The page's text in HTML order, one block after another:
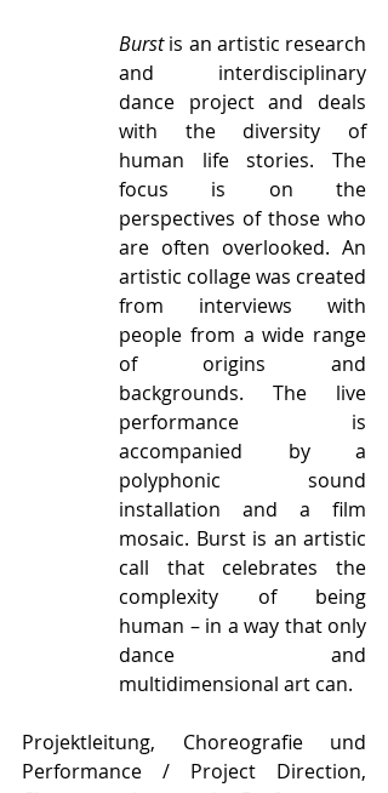
Burst is an artistic research
and interdisciplinary
dance project and deals
with the diversity of
human life stories. The
focus is on the
perspectives of those who
are often overlooked. An
artistic collage was created
from interviews with
people from a wide range
of origins and
backgrounds. The live
performance is
accompanied by a
polyphonic sound
installation and a film
mosaic. Burst is an artistic
call that celebrates the
complexity of being
human – in a way that only
dance and
multidimensional art can.
Projektleitung, Choreografie und
Performance / Project Direction,